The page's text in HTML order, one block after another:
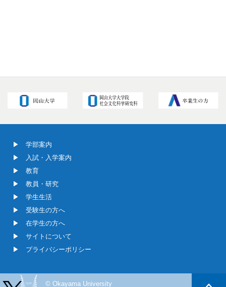
学部案内
入試・入学案内
教育
教員・研究
学生生活
受験生の方へ
在学生の方へ
サイトについて
プライバシーポリシー
© Okayama University